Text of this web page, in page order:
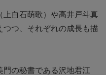
上白石萌歌）や高井戸斗真
つつ、それぞれの成長も描
門の秘書である沢地君江